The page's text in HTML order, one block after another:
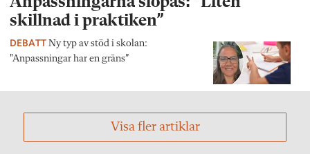
skillnad i praktiken”
DEBATT Ny typ av stöd i skolan:
"Anpassningar har en gräns”
Visa fler artiklar